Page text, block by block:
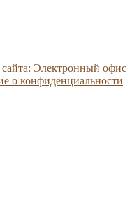
Электронный офис
о конфиденциальности